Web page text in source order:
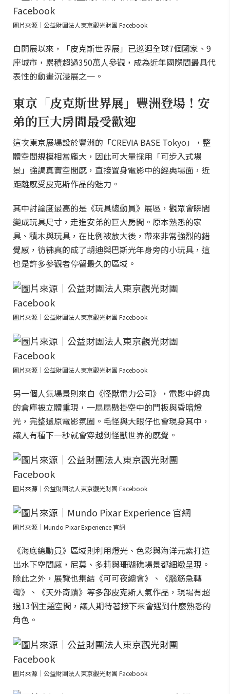
圖片來源｜公益財團法人東京觀光財團 Facebook
自開展以來，「皮克斯世界展」已巡迴全球7個國家、9
座城市，累積超過350萬人參觀，成為近年國際間最具代
表性的動畫沉浸展之一。
東京「皮克斯世界展」豐洲登場！安
弟的巨大房間最受歡迎
這次東京展場設於豐洲的「CREVIA BASE Tokyo」，整
體空間規模相當龐大，因此可大量採用「可步入式場
景」強調真實空間感，直接置身電影中的經典場面，近
距離感受皮克斯作品的魅力。
其中討論度最高的是《玩具總動員》展區，觀眾會瞬間
變成玩具尺寸，走進安弟的巨大房間。原本熟悉的家
具、積木與玩具，在比例被放大後，帶來非常強烈的錯
覺感，彷彿真的成了胡迪與巴斯光年身旁的小玩具，這
也是許多參觀者停留最久的區域。
圖片來源｜公益財團法人東京觀光財團 Facebook
圖片來源｜公益財團法人東京觀光財團 Facebook
另一個人氣場景則來自《怪獸電力公司》，電影中經典
的倉庫被立體重現，一扇扇懸掛空中的門板與昏暗燈
光，完整還原電影氛圍。毛怪與大眼仔也會現身其中，
讓人有種下一秒就會穿越到怪獸世界的感覺。
圖片來源｜公益財團法人東京觀光財團 Facebook
圖片來源｜Mundo Pixar Experience 官網
《海底總動員》區域則利用燈光、色彩與海洋元素打造
出水下空間感，尼莫、多莉與珊瑚礁場景都細緻呈現。
除此之外，展覽也集結《可可夜總會》、《腦筋急轉
彎》、《天外奇蹟》等多部皮克斯人氣作品，現場有超
過13個主題空間，讓人期待著接下來會遇到什麼熟悉的
角色。
圖片來源｜公益財團法人東京觀光財團 Facebook